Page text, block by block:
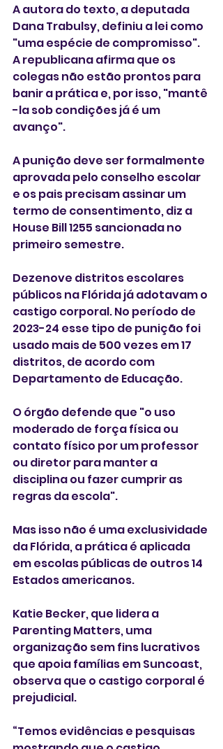
A autora do texto, a deputada
Dana Trabulsy, definiu a lei como
"uma espécie de compromisso".
A republicana afirma que os
colegas não estão prontos para
banir a prática e, por isso, "mantê
-la sob condições já é um
avanço".
A punição deve ser formalmente
aprovada pelo conselho escolar
e os pais precisam assinar um
termo de consentimento, diz a
House Bill 1255 sancionada no
primeiro semestre.
Dezenove distritos escolares
públicos na Flórida já adotavam o
castigo corporal. No período de
2023-24 esse tipo de punição foi
usado mais de 500 vezes em 17
distritos, de acordo com
Departamento de Educação.
O órgão defende que "o uso
moderado de força física ou
contato físico por um professor
ou diretor para manter a
disciplina ou fazer cumprir as
regras da escola".
Mas isso não é uma exclusividade
da Flórida, a prática é aplicada
em escolas públicas de outros 14
Estados americanos.
Katie Becker, que lidera a
Parenting Matters, uma
organização sem fins lucrativos
que apoia famílias em Suncoast,
observa que o castigo corporal é
prejudicial.
“Temos evidências e pesquisas